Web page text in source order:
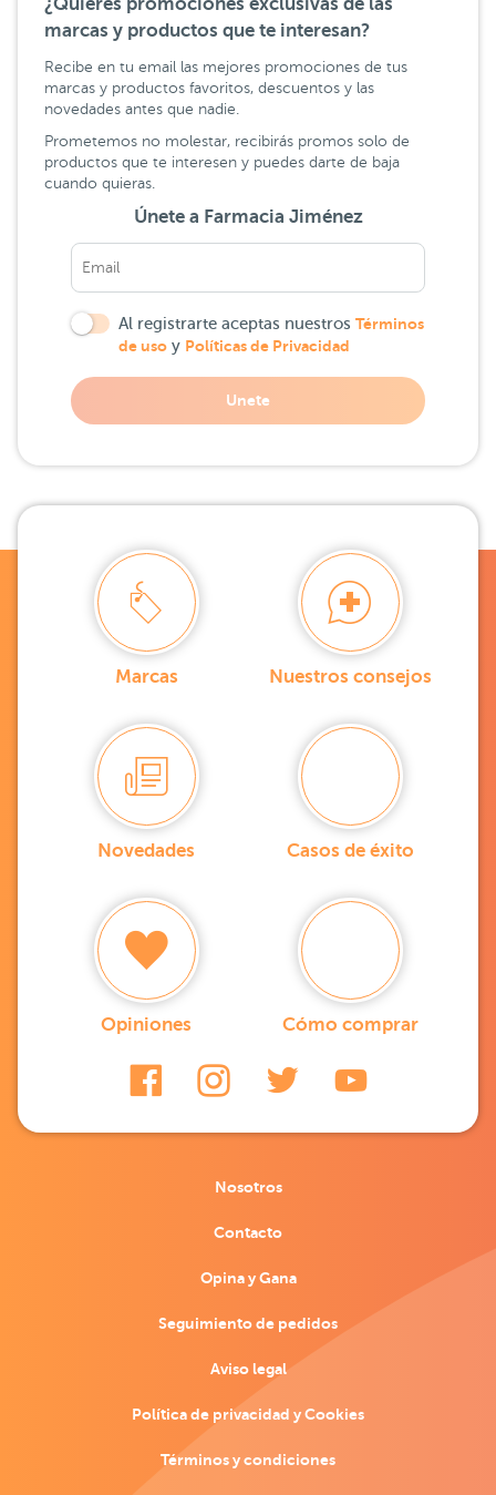
marcas y productos que te interesan?
Recibe en tu email las mejores promociones de tus
marcas y productos favoritos, descuentos y las
novedades antes que nadie.
Prometemos no molestar, recibirás promos solo de
productos que te interesen y puedes darte de baja
cuando quieras.
Únete a Farmacia Jiménez
Al registrarte aceptas nuestros Términos
de uso y Políticas de Privacidad
Unete
Marcas Nuestros consejos
Novedades Casos de éxito
Opiniones Cómo comprar
Nosotros
Contacto
Opina y Gana
Seguimiento de pedidos
Aviso legal
Política de privacidad y Cookies
Términos y condiciones